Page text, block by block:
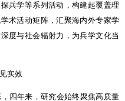
兵学等系列活动，构建起覆盖理
术活动矩阵，汇聚海内外专家学
度与社会辐射力，为兵学文化当
实效
四年来，研究会始终聚焦高质量